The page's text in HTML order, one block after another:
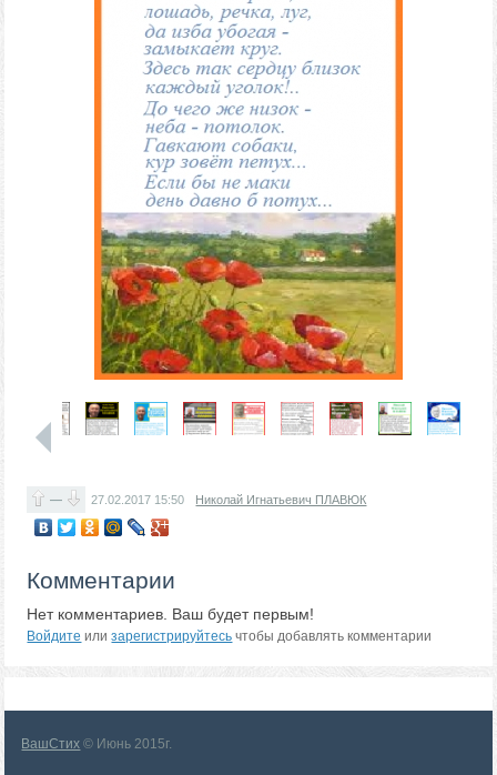
— 27.02.2017 15:50 Николай Игнатьевич ПЛАВЮК
Комментарии
Нет комментариев. Ваш будет первым!
Войдите илизарегистрируйтесь чтобы добавлять комментарии
ВашСтих © Июнь 2015г.